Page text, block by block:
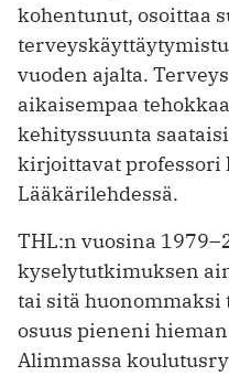
kohentunut, osoittaa
vuoden ajalta.
aikaisempaa
kehityssuunta
kirjoittavat professori
Lääkärilehdessä.
THL:n vuosina
kyselytutkimuksen
tai sitä
osuus pieneni
Alimmassa